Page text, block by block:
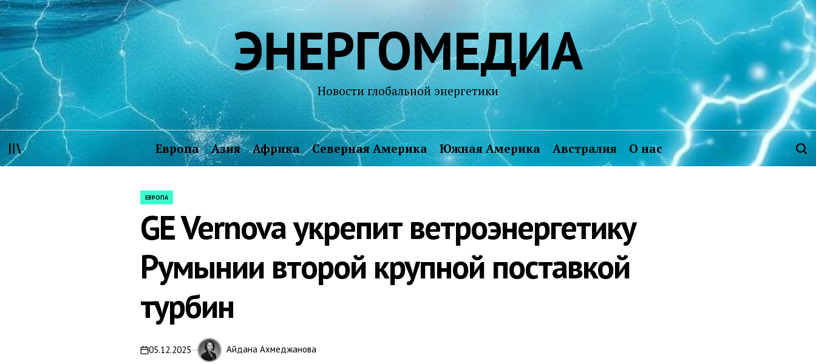
Skip
to
content
ЭНЕРГОМЕДИА
Новости глобальной энергетики
Европа Азия Африка Северная Америка Южная Америка Австралия О нас
POSTED
ЕВРОПА
GE Vernova укрепит ветроэнергетику
Румынии второй крупной поставкой
турбин
on05.12.2025 Айдана Ахмеджанова